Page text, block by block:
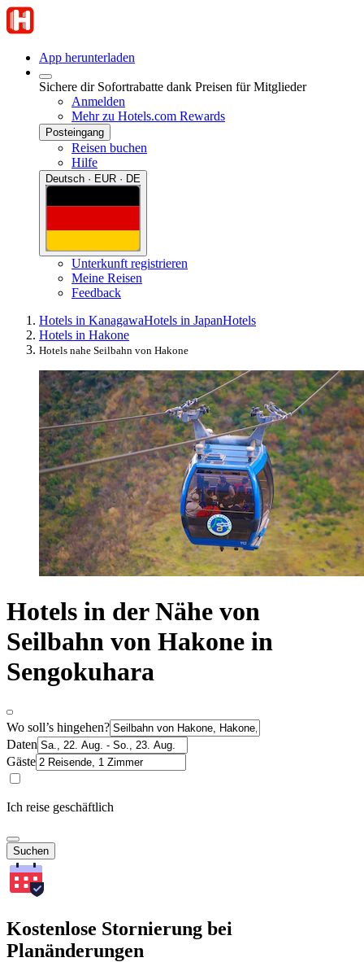
App herunterladen
Sichere dir Sofortrabatte dank Preisen für Mitglieder
Anmelden
Mehr zu Hotels.com Rewards
Posteingang
Reisen buchen
Hilfe
Deutsch · EUR · DE
Unterkunft registrieren
Meine Reisen
Feedback
Hotels in KanagawaHotels in JapanHotels
Hotels in Hakone
Hotels nahe Seilbahn von Hakone
Hotels in der Nähe von
Seilbahn von Hakone in
Sengokuhara
Wo soll’s hingehen?
Daten
Gäste
Ich reise geschäftlich
Suchen
Kostenlose Stornierung bei
Planänderungen